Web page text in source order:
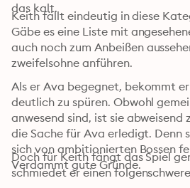
das kalt.
Keith fällt eindeutig in diese
Gäbe es eine Liste mit
auch noch zum Anbeißen
zweifelsohne anführen.
Als er Ava begegnet, bekommt
deutlich zu spüren. Obwohl
anwesend sind, ist sie
die Sache für Ava erledigt. Denn
sich von ambitionierten Bossen
Verdammt gute Gründe.
Doch für Keith fängt das Spiel
schmiedet er einen